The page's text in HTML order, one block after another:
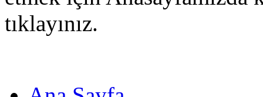
tıklayınız.